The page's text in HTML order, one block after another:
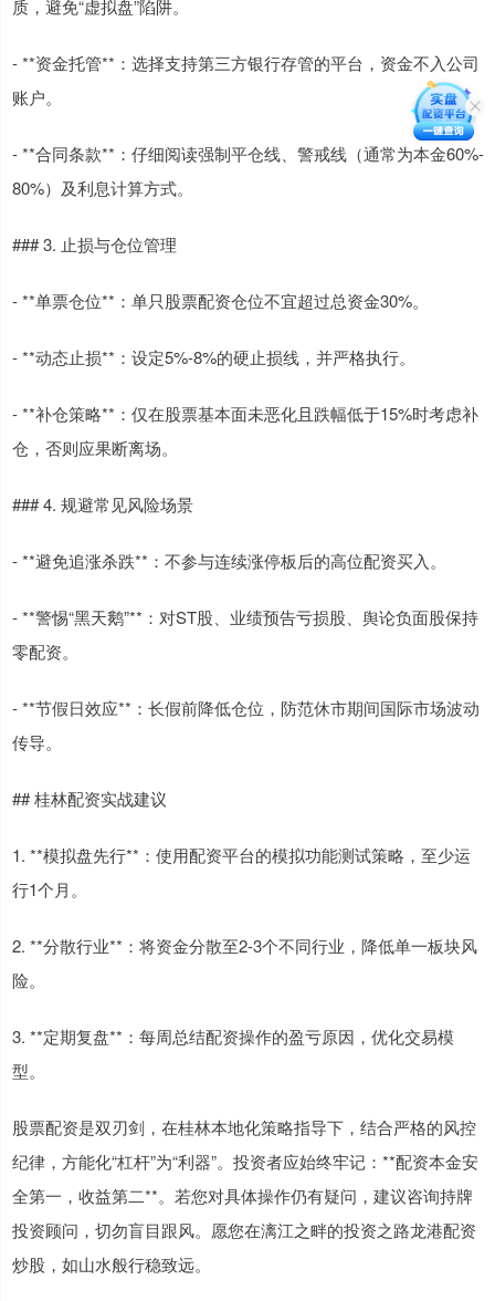
质，避免“虚拟盘”陷阱。
- **资金托管**：选择支持第三方银行存管的平台，资金不入公司
账户。
- **合同条款**：仔细阅读强制平仓线、警戒线（通常为本金60%-
80%）及利息计算方式。
### 3. 止损与仓位管理
- **单票仓位**：单只股票配资仓位不宜超过总资金30%。
- **动态止损**：设定5%-8%的硬止损线，并严格执行。
- **补仓策略**：仅在股票基本面未恶化且跌幅低于15%时考虑补
仓，否则应果断离场。
### 4. 规避常见风险场景
- **避免追涨杀跌**：不参与连续涨停板后的高位配资买入。
- **警惕“黑天鹅”**：对ST股、业绩预告亏损股、舆论负面股保持
零配资。
- **节假日效应**：长假前降低仓位，防范休市期间国际市场波动
传导。
## 桂林配资实战建议
1. **模拟盘先行**：使用配资平台的模拟功能测试策略，至少运
行1个月。
2. **分散行业**：将资金分散至2-3个不同行业，降低单一板块风
险。
3. **定期复盘**：每周总结配资操作的盈亏原因，优化交易模
型。
股票配资是双刃剑，在桂林本地化策略指导下，结合严格的风控
纪律，方能化“杠杆”为“利器”。投资者应始终牢记：**配资本金安
全第一，收益第二**。若您对具体操作仍有疑问，建议咨询持牌
投资顾问，切勿盲目跟风。愿您在漓江之畔的投资之路龙港配资
炒股，如山水般行稳致远。